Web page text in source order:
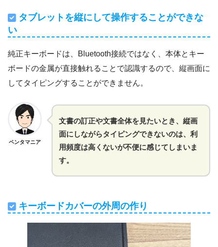
タブレットを縦にして操作することができな
い
純正キーボードは、Bluetooth接続ではなく、本体とキー
ボードの金属が直接触れることで認識するので、縦画面に
してタイピングすることができません。
ペンタマニア
文書の訂正や文書全体を見たいとき、縦画
面にしながらタイピングできないのは、利
用頻度は高くないが不便に感じてしまいま
す。
キーボードカバーの外周の作り